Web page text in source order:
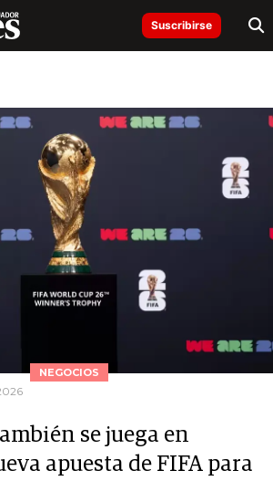
Suscribirse
NEGOCIOS
se juega en
apuesta de FIFA para